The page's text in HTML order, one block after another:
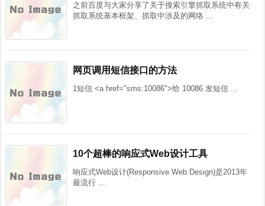
之前百度与大家分享了关于搜索引擎抓取系统中有关
抓取系统基本框架、抓取中涉及的网络 ...
网页调用短信接口的方法
1短信 <a href="sms:10086">给 10086 发短信 ...
10个超棒的响应式Web设计工具
响应式Web设计(Responsive Web Design)是2013年
最流行 ...